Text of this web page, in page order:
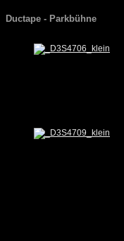
Ductape - Parkbühne